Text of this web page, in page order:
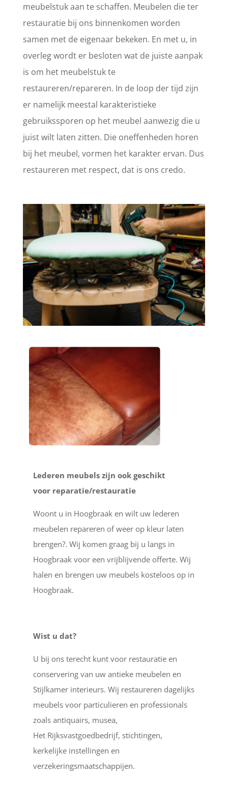
meubelstuk aan te schaffen. Meubelen die ter
restauratie bij ons binnenkomen worden
samen met de eigenaar bekeken. En met u, in
overleg wordt er besloten wat de juiste aanpak
is om het meubelstuk te
restaureren/repareren. In de loop der tijd zijn
er namelijk meestal karakteristieke
gebruikssporen op het meubel aanwezig die u
juist wilt laten zitten. Die oneffenheden horen
bij het meubel, vormen het karakter ervan. Dus
restaureren met respect, dat is ons credo.
Lederen meubels zijn ook geschikt
voor reparatie/restauratie
Woont u in Hoogbraak en wilt uw lederen
meubelen repareren of weer op kleur laten
brengen?. Wij komen graag bij u langs in
Hoogbraak voor een vrijblijvende offerte. Wij
halen en brengen uw meubels kosteloos op in
Hoogbraak.
Wist u dat?
U bij ons terecht kunt voor restauratie en
conservering van uw antieke meubelen en
Stijlkamer interieurs. Wij restaureren dagelijks
meubels voor particulieren en professionals
zoals antiquairs, musea,
Het Rijksvastgoedbedrijf, stichtingen,
kerkelijke instellingen en
verzekeringsmaatschappijen.